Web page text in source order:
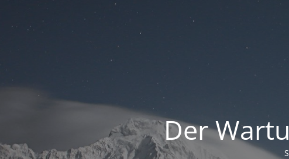
Der